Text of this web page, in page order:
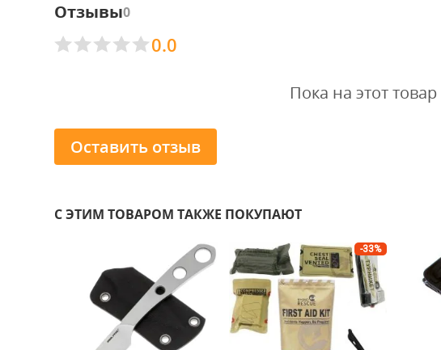
Отзывы0
0.0
Пока на этот
Оставить отзыв
С ЭТИМ ТОВАРОМ ТАКЖЕ ПОКУПАЮТ
-33%